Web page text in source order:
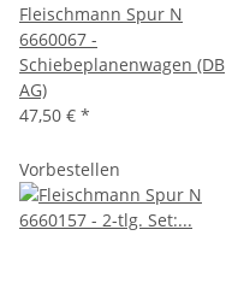
Fleischmann Spur N
6660067 -
Schiebeplanenwagen (DB
AG)
47,50 € *
Vorbestellen